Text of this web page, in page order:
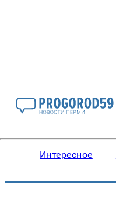
Интересное